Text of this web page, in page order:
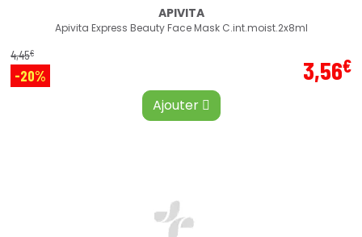
APIVITA
Apivita Express Beauty Face Mask C.int.moist.2x8ml
4,45€
-20% 3,56€
Ajouter